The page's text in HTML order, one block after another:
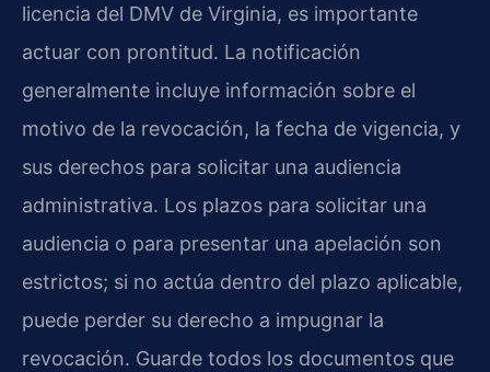
licencia del DMV de Virginia, es importante
actuar con prontitud. La notificación
generalmente incluye información sobre el
motivo de la revocación, la fecha de vigencia, y
sus derechos para solicitar una audiencia
administrativa. Los plazos para solicitar una
audiencia o para presentar una apelación son
estrictos; si no actúa dentro del plazo aplicable,
puede perder su derecho a impugnar la
revocación. Guarde todos los documentos que